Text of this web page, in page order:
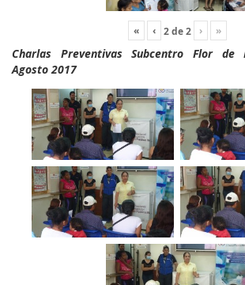
« ‹ 2de2 › »
Charlas Preventivas Subcentro Flor
Agosto 2017